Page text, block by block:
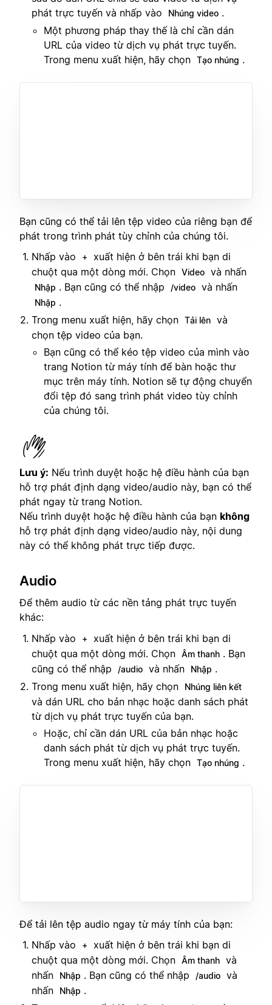
phát trực tuyến và nhấp vào
Nhúng video .
Một phương pháp thay thế là chỉ cần dán
URL của video từ dịch vụ phát trực tuyến.
Trong menu xuất hiện, hãy chọn Tạo nhúng .
Bạn cũng có thể tải lên tệp video của riêng bạn để
phát trong trình phát tùy chỉnh của chúng tôi.
Nhấp vào
+
xuất hiện ở bên trái khi bạn di
chuột qua một dòng mới. Chọn Video và nhấn
Nhập . Bạn cũng có thể nhập /video và nhấn
Nhập .
Trong menu xuất hiện, hãy chọn Tải lên và
chọn tệp video của bạn.
Bạn cũng có thể kéo tệp video của mình vào
trang Notion từ máy tính để bàn hoặc thư
mục trên máy tính. Notion sẽ tự động chuyển
đổi tệp đó sang trình phát video tùy chỉnh
của chúng tôi.
Lưu ý: Nếu trình duyệt hoặc hệ điều hành của bạn
hỗ trợ phát định dạng video/audio này, bạn có thể
phát ngay từ trang Notion.
Nếu trình duyệt hoặc hệ điều hành của bạn không
hỗ trợ phát định dạng video/audio này, nội dung
này có thể không phát trực tiếp được.
Audio
Để thêm audio từ các nền tảng phát trực tuyến
khác:
Nhấp vào
+
xuất hiện ở bên trái khi bạn di
chuột qua một dòng mới. Chọn Âm thanh . Bạn
cũng có thể nhập
/audio và nhấn Nhập .
Trong menu xuất hiện, hãy chọn
Nhúng liên kết
và dán URL cho bản nhạc hoặc danh sách phát
từ dịch vụ phát trực tuyến của bạn.
Hoặc, chỉ cần dán URL của bản nhạc hoặc
danh sách phát từ dịch vụ phát trực tuyến.
Trong menu xuất hiện, hãy chọn Tạo nhúng .
Để tải lên tệp audio ngay từ máy tính của bạn:
Nhấp vào
+
xuất hiện ở bên trái khi bạn di
chuột qua một dòng mới. Chọn Âm thanh và
nhấn
Nhập . Bạn cũng có thể nhập /audio và
nhấn
Nhập .